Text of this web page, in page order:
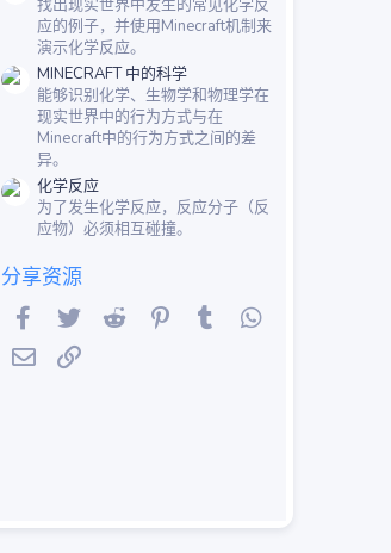
找出现实世界中发生的常见化学反
应的例子，并使用Minecraft机制来
演示化学反应。
MINECRAFT 中的科学
能够识别化学、生物学和物理学在
现实世界中的行为方式与在
Minecraft中的行为方式之间的差
异。
化学反应
为了发生化学反应，反应分子（反
应物）必须相互碰撞。
分享资源
Facebook
Twitter Reddit PinterestTumblr
邮件